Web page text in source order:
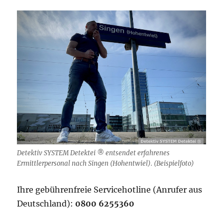
Detektiv SYSTEM Detektei ® entsendet erfahrenes
Ermittlerpersonal nach Singen (Hohentwiel). (Beispielfoto)
Ihre gebührenfreie Servicehotline (Anrufer aus
Deutschland): 0800 6255360